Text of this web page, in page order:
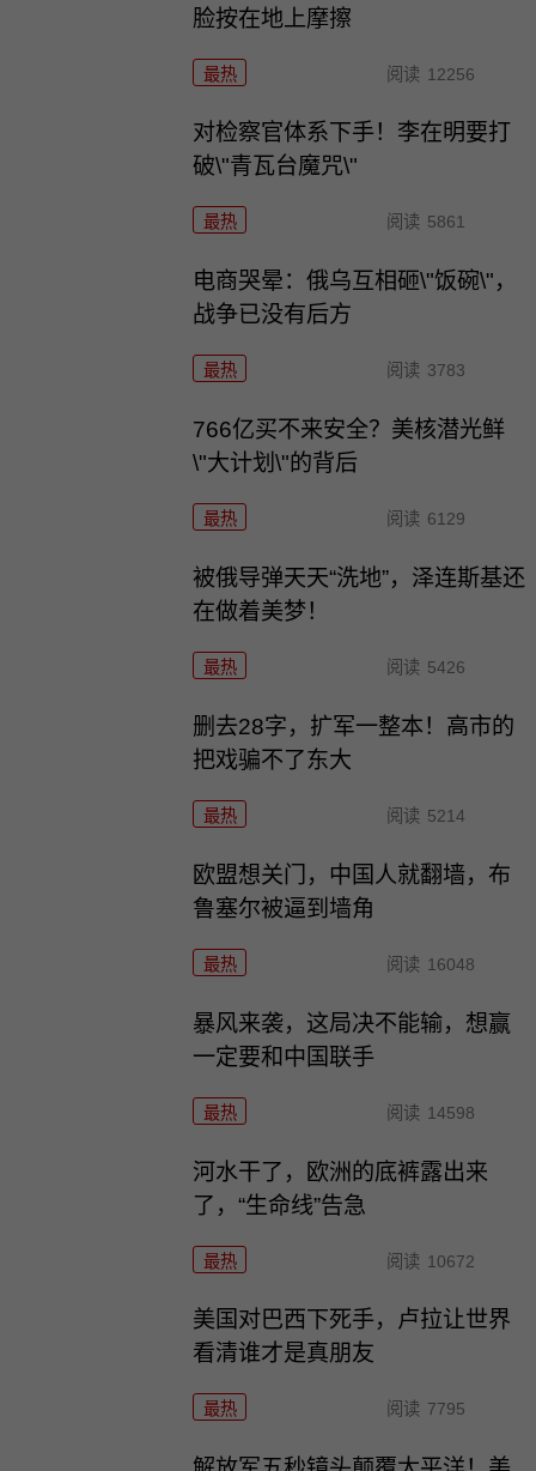
脸按在地上摩擦
最热 阅读 12256
对检察官体系下手！李在明要打
破\"青瓦台魔咒\"
最热 阅读 5861
电商哭晕：俄乌互相砸\"饭碗\"，
战争已没有后方
最热 阅读 3783
766亿买不来安全？美核潜光鲜
\"大计划\"的背后
最热 阅读 6129
被俄导弹天天“洗地”，泽连斯基还
在做着美梦！
最热 阅读 5426
删去28字，扩军一整本！高市的
把戏骗不了东大
最热 阅读 5214
欧盟想关门，中国人就翻墙，布
鲁塞尔被逼到墙角
最热 阅读 16048
暴风来袭，这局决不能输，想赢
一定要和中国联手
最热 阅读 14598
河水干了，欧洲的底裤露出来
了，“生命线”告急
最热 阅读 10672
美国对巴西下死手，卢拉让世界
看清谁才是真朋友
最热 阅读 7795